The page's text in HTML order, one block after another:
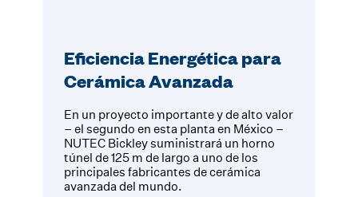
Eficiencia Energética para
Cerámica Avanzada
En un proyecto importante y de alto valor
– el segundo en esta planta en México –
NUTEC Bickley suministrará un horno
túnel de 125 m de largo a uno de los
principales fabricantes de cerámica
avanzada del mundo.